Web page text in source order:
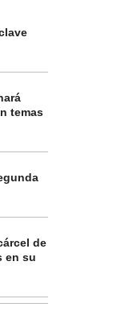
temas
de
en su